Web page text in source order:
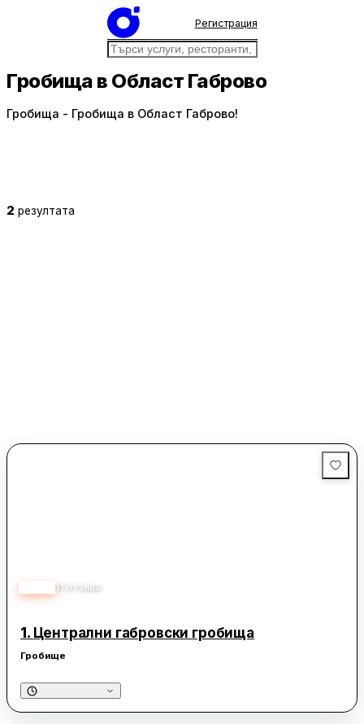
Регистрация
Гробища в Област Габрово
Гробища - Гробища в Област Габрово!
2 резултата
11 отзива
1. Централни габровски гробища
Гробище